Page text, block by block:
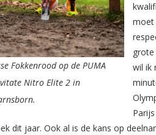
Fokkenrood op de PUMA
Nitro Elite 2 in
moet
grote
wil ik
dit jaar. Ook al is de kans op